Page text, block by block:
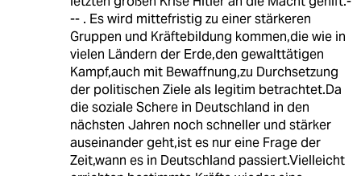
-- . Es wird mittefristig zu einer stärkeren
Gruppen und Kräftebildung kommen,die wie in
vielen Ländern der Erde,den gewalttätigen
Kampf,auch mit Bewaffnung,zu Durchsetzung
der politischen Ziele als legitim betrachtet.Da
die soziale Schere in Deutschland in den
nächsten Jahren noch schneller und stärker
auseinander geht,ist es nur eine Frage der
Zeit,wann es in Deutschland passiert.Vielleicht